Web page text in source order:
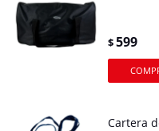
$599
Cartera